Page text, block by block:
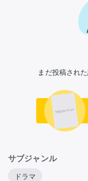
まだ投稿され
サブジャンル
ドラマ